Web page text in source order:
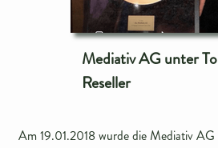
Mediativ AG unter
Reseller
Am 19.01.2018 wurde die Mediativ